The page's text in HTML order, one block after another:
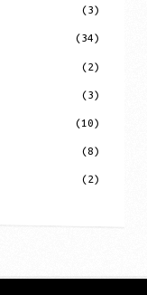
(3)
(34)
(2)
(3)
(10)
(8)
(2)